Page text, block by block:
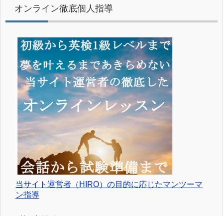
オンライン徹底個人指導
当サイト運営者（HIRO）の目的に応じたマンツーマ
ン指導